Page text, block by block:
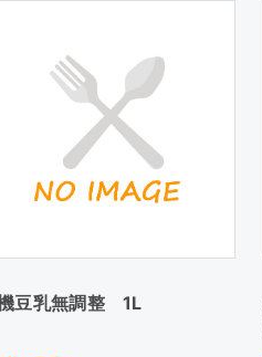
豆乳無調整 1L